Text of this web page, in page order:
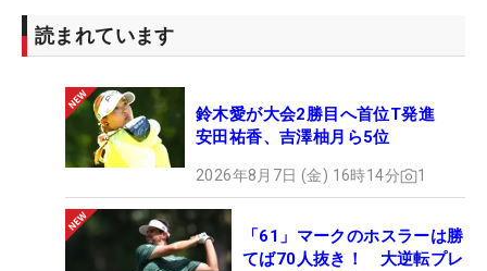
読まれています
鈴木愛が大会2勝目へ首位T発進
安田祐香、吉澤柚月ら5位
2026年8月7日 (金) 16時14分 1
「61」マークのホスラーは勝
てば70人抜き！ 大逆転プレ